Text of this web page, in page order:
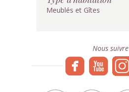
Meublés et Gîtes
Nous suivre